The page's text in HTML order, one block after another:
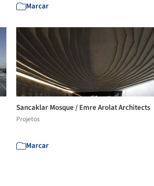
Marcar
Sancaklar Mosque / Emre Arolat Architects
Projetos
Marcar